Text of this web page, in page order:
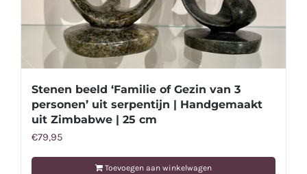
Stenen beeld ‘Familie of Gezin van 3
personen’ uit serpentijn | Handgemaakt
uit Zimbabwe | 25 cm
€79,95
Toevoegen aan winkelwagen